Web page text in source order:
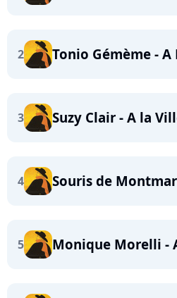
2 Tonio Gémème -
3 Suzy Clair - A la
4 Souris de
5 Monique Morelli -